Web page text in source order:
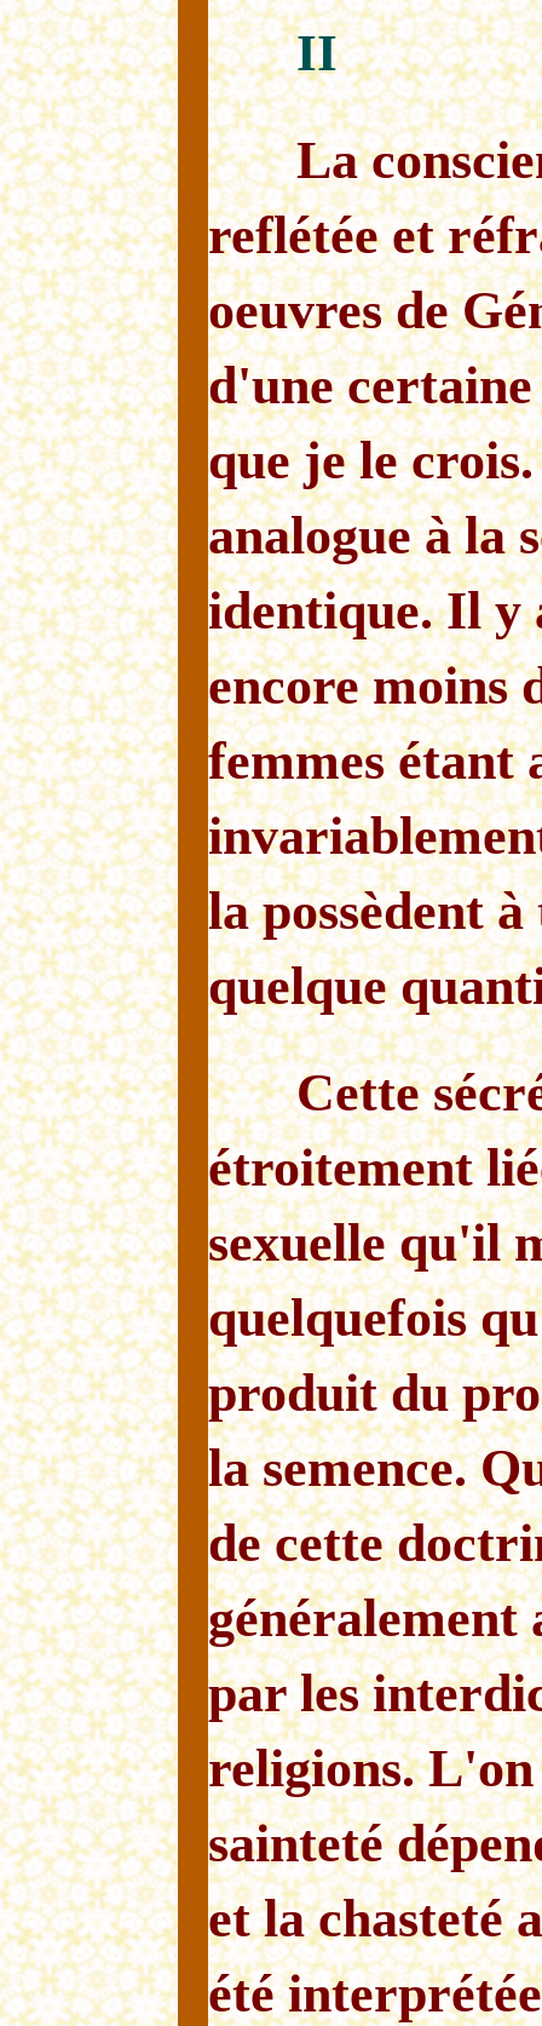
II
La
reflétée et
oeuvres de
d'une
que je le
analogue à la
identique. Il y
encore moins
femmes étant
la possèdent
quelque
Cette
étroitement
sexuelle qu'il
quelquefois
produit du
la semence.
de cette
généralement
par les
religions. L'on
sainteté
et la chasteté
été